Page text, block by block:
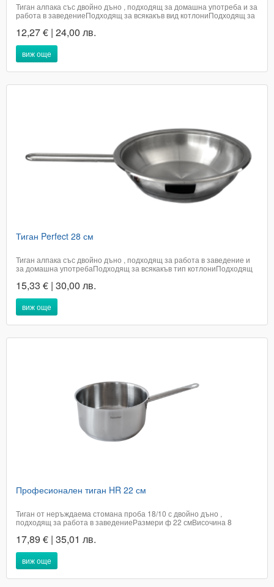
Тиган алпака със двойно дъно , подходящ за домашна употреба и за
работа в заведениеПодходящ за всякакъв вид котлониПодходящ за
смНезагряваща дръжкаЦената е с вкл. ДДСДоставката не е
включена в цената на артикула и е...
12,27 € | 24,00 лв.
виж още
Тиган Perfect 28 см
Тиган алпака със двойно дъно , подходящ за работа в заведение и
за домашна употребаПодходящ за всякакъв тип котлониПодходящ
дръжкаЦена с вкл. ДДС​Доставката не е включена в цената на
артикула и е за сметка на...
15,33 € | 30,00 лв.
виж още
Професионален тиган HR 22 см
Тиган от неръждаема стомана проба 18/10 с двойно дъно ,
подходящ за работа в заведениеРазмери ф 22 смВисочина 8
включено ДДСДоставката не е включена в цената на артикулаи е за
сметка на купувачаПри поръчка в...
17,89 € | 35,01 лв.
виж още